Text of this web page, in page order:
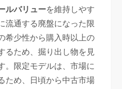
ルバリューを維持しやす
流通する廃盤になった限
希少性から購入時以上の
るため、掘り出し物を見
。限定モデルは、市場に
ため、日頃から中古市場